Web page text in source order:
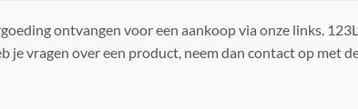
ontvangen voor een aankoop via onze links.
vragen over een product, neem dan contact op met